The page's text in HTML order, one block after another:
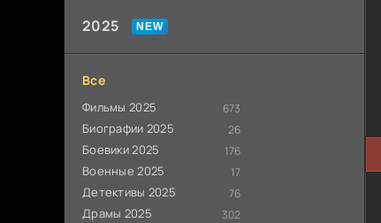
2025
Все
Фильмы 2025 673
Биографии 2025 26
Боевики 2025 176
Военные 2025 17
Детективы 2025 76
Драмы 2025 302